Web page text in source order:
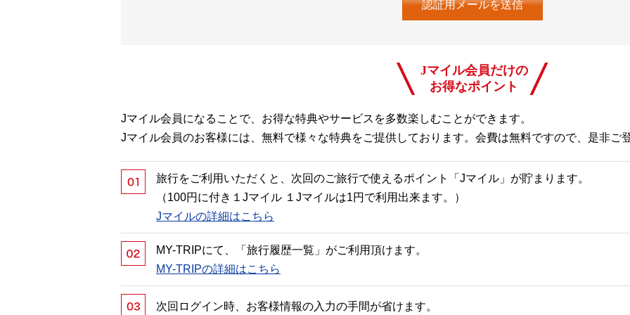
Jマイル会員だけの
お得なポイント
Jマイル会員になることで、お得な特典やサービスを多数楽しむことができます。
Jマイル会員のお客様には、無料で様々な特典をご提供しております。会費は無料ですので、是非ご
旅行をご利用いただくと、次回のご旅行で使えるポイント「Jマイル」が貯まります。
（100円に付き１Jマイル １Jマイルは1円で利用出来ます。）
Jマイルの詳細はこちら
MY-TRIPにて、「旅行履歴一覧」がご利用頂けます。
MY-TRIPの詳細はこちら
次回ログイン時、お客様情報の入力の手間が省けます。